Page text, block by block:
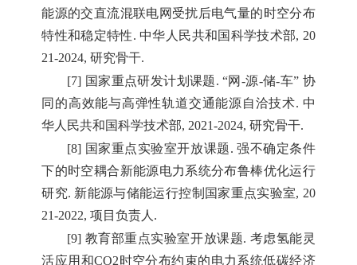
能源的交直流混联电网受扰后电气量的时空分布
特性和稳定特性. 中华人民共和国科学技术部, 20
21-2024, 研究骨干.
[7] 国家重点研发计划课题. “网-源-储-车” 协
同的高效能与高弹性轨道交通能源自洽技术. 中
华人民共和国科学技术部, 2021-2024, 研究骨干.
[8] 国家重点实验室开放课题. 强不确定条件
下的时空耦合新能源电力系统分布鲁棒优化运行
研究. 新能源与储能运行控制国家重点实验室, 20
21-2022, 项目负责人.
[9] 教育部重点实验室开放课题. 考虑氢能灵
活应用和CO2时空分布约束的电力系统低碳经济